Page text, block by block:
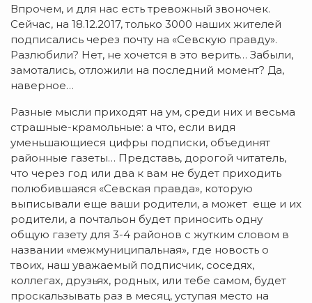
Впрочем, и для нас есть тревожный звоночек.
Сейчас, на 18.12.2017, только 3000 наших жителей
подписались через почту на «Севскую правду».
Разлюбили? Нет, не хочется в это верить… Забыли,
замотались, отложили на последний момент? Да,
наверное…
Разные мысли приходят на ум, среди них и весьма
страшные-крамольные: а что, если видя
уменьшающиеся цифры подписки, объединят
районные газеты… Представь, дорогой читатель,
что через год или два к вам не будет приходить
полюбившаяся «Севская правда», которую
выписывали еще ваши родители, а может еще и их
родители, а почтальон будет приносить одну
общую газету для 3-4 районов с жутким словом в
названии «межмуниципальная», где новость о
твоих, наш уважаемый подписчик, соседях,
коллегах, друзьях, родных, или тебе самом, будет
проскальзывать раз в месяц, уступая место на